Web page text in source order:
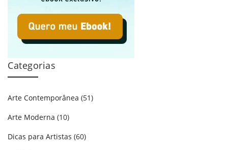
Categorias
Arte Contemporânea (51)
Arte Moderna (10)
Dicas para Artistas (60)